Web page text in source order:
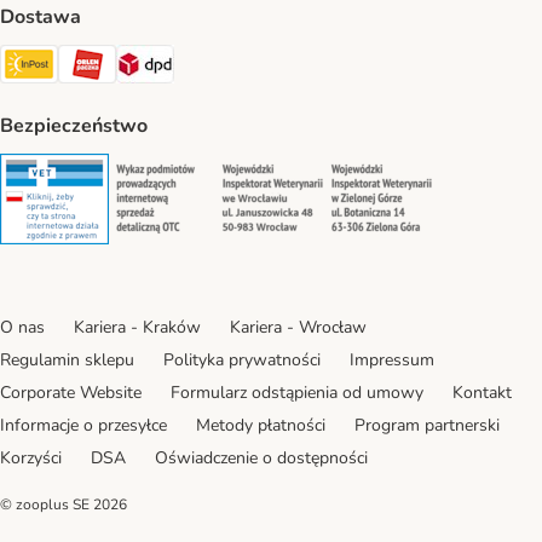
Dostawa
Paczkomat® Shipping Method
ORLEN Paczka Shipping Method
DPD Shipping Method
Bezpieczeństwo
Security Security Security
O nas Kariera - Kraków
Kariera - Wrocław
Regulamin sklepu
Polityka prywatności
Impressum
Corporate Website
Formularz odstąpienia od umowy
Kontakt
Informacje o przesyłce
Metody płatności
Program partnerski
Korzyści
DSA Oświadczenie o dostępności
© zooplus SE 2026